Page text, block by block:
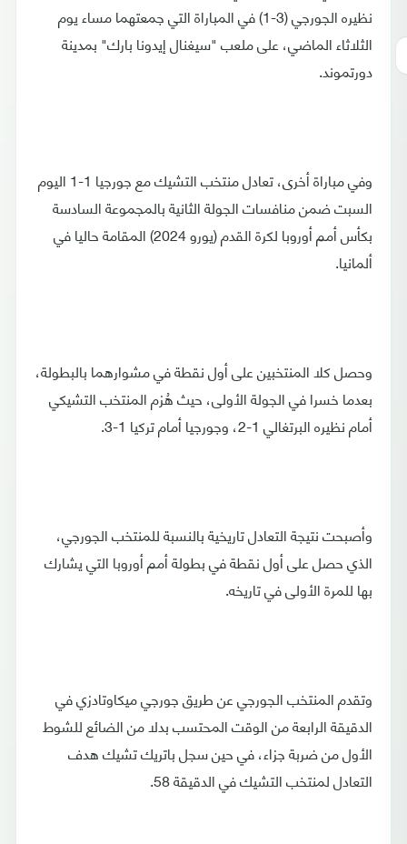
نظيره الجورجي (3-1) في المباراة التي جمعتهما مساء يوم
الثلاثاء الماضي، على ملعب "سيغنال إيدونا بارك" بمدينة
دورتموند.
وفي مباراة أخرى، تعادل منتخب التشيك مع جورجيا 1-1 اليوم
السبت ضمن منافسات الجولة الثانية بالمجموعة السادسة
بكأس أمم أوروبا لكرة القدم (يورو 2024) المقامة حاليا في
ألمانيا.
وحصل كلا المنتخبين على أول نقطة في مشوارهما بالبطولة،
بعدما خسرا في الجولة الأولى، حيث هُزم المنتخب التشيكي
أمام نظيره البرتغالي 1-2، وجورجيا أمام تركيا 1-3.
وأصبحت نتيجة التعادل تاريخية بالنسبة للمنتخب الجورجي،
الذي حصل على أول نقطة في بطولة أمم أوروبا التي يشارك
بها للمرة الأولى في تاريخه.
وتقدم المنتخب الجورجي عن طريق جورجي ميكاوتادزي في
الدقيقة الرابعة من الوقت المحتسب بدلا من الضائع للشوط
الأول من ضربة جزاء، في حين سجل باتريك تشيك هدف
التعادل لمنتخب التشيك في الدقيقة 58.